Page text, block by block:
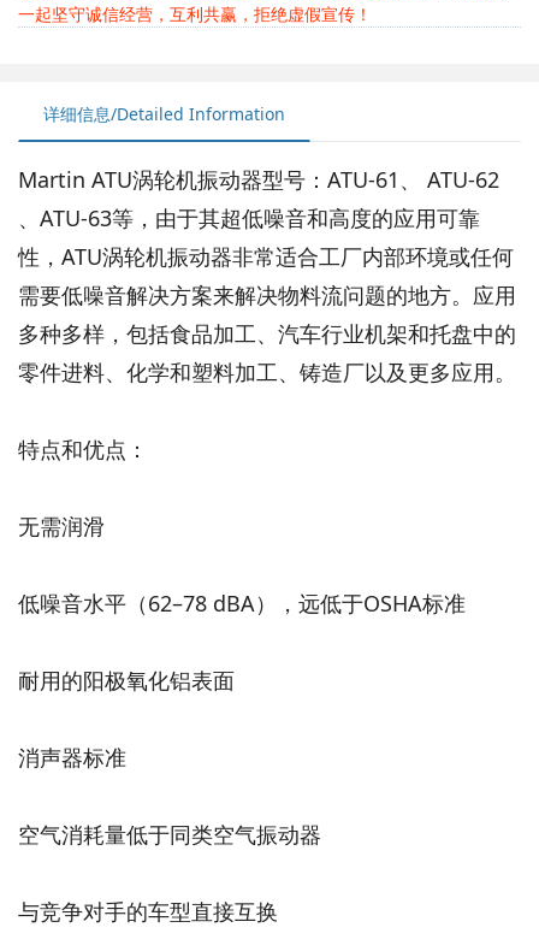
一起坚守诚信经营，互利共赢，拒绝虚假宣传！
详细信息/Detailed Information
Martin ATU涡轮机振动器型号：ATU-61、 ATU-62
、ATU-63等，由于其超低噪音和高度的应用可靠
性，ATU涡轮机振动器非常适合工厂内部环境或任何
需要低噪音解决方案来解决物料流问题的地方。应用
多种多样，包括食品加工、汽车行业机架和托盘中的
零件进料、化学和塑料加工、铸造厂以及更多应用。
特点和优点：
无需润滑
低噪音水平（62–78 dBA），远低于OSHA标准
耐用的阳极氧化铝表面
消声器标准
空气消耗量低于同类空气振动器
与竞争对手的车型直接互换